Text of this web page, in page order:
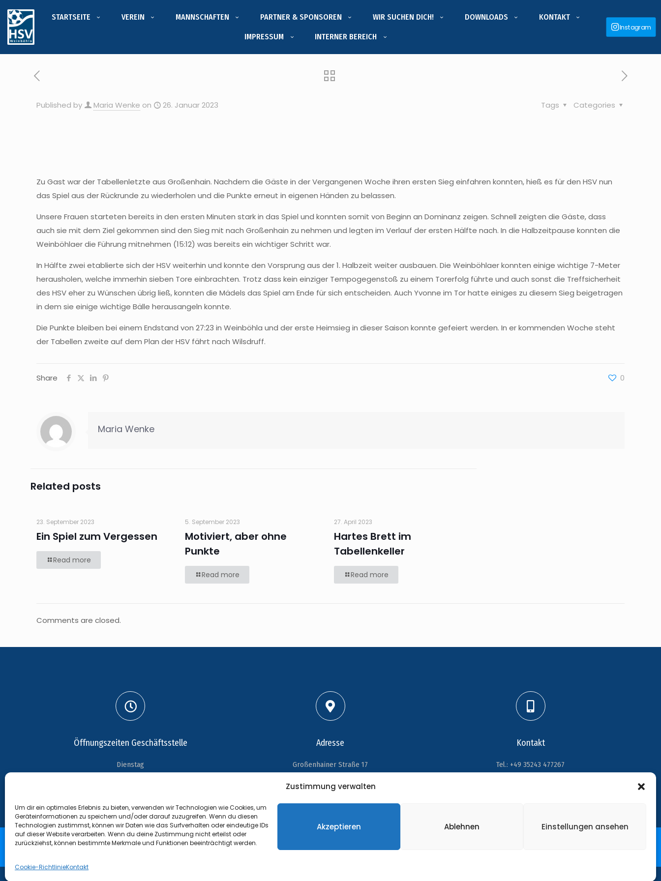
Zustimmung verwalten
Um dir ein optimales Erlebnis zu bieten, verwenden wir Technologien wie Cookies, um
Geräteinformationen zu speichern und/oder darauf zuzugreifen. Wenn du diesen
Technologien zustimmst, können wir Daten wie das Surfverhalten oder eindeutige IDs
auf dieser Website verarbeiten. Wenn du deine Zustimmung nicht erteilst oder
zurückziehst, können bestimmte Merkmale und Funktionen beeinträchtigt werden.
Akzeptieren Ablehnen Einstellungen ansehen
Cookie-RichtlinieKontakt
STARTSEITE VEREIN MANNSCHAFTEN PARTNER & SPONSOREN WIR SUCHEN DICH! DOWNLOADS KONTAKT
IMPRESSUM INTERNER BEREICH
Instagram
Published by Maria Wenke on 26. Januar 2023 Categories
Tags
Zu Gast war der Tabellenletzte aus Großenhain. Nachdem die Gäste in der Vergangenen Woche ihren ersten Sieg einfahren konnten, hieß es für den HSV nun
das Spiel aus der Rückrunde zu wiederholen und die Punkte erneut in eigenen Händen zu belassen.
Unsere Frauen starteten bereits in den ersten Minuten stark in das Spiel und konnten somit von Beginn an Dominanz zeigen. Schnell zeigten die Gäste, dass
auch sie mit dem Ziel gekommen sind den Sieg mit nach Großenhain zu nehmen und legten im Verlauf der ersten Hälfte nach. In die Halbzeitpause konnten die
Weinböhlaer die Führung mitnehmen (15:12) was bereits ein wichtiger Schritt war.
In Hälfte zwei etablierte sich der HSV weiterhin und konnte den Vorsprung aus der 1. Halbzeit weiter ausbauen. Die Weinböhlaer konnten einige wichtige 7-Meter
herausholen, welche immerhin sieben Tore einbrachten. Trotz dass kein einziger Tempogegenstoß zu einem Torerfolg führte und auch sonst die Treffsicherheit
des HSV eher zu Wünschen übrig ließ, konnten die Mädels das Spiel am Ende für sich entscheiden. Auch Yvonne im Tor hatte einiges zu diesem Sieg beigetragen
in dem sie einige wichtige Bälle herausangeln konnte.
Die Punkte bleiben bei einem Endstand von 27:23 in Weinböhla und der erste Heimsieg in dieser Saison konnte gefeiert werden. In er kommenden Woche steht
der Tabellen zweite auf dem Plan der HSV fährt nach Wilsdruff.
Share 0
Maria Wenke
Related posts
23. September 2023
Ein Spiel zum Vergessen
Read more
5. September 2023
Motiviert, aber ohne
Punkte
Read more
27. April 2023
Hartes Brett im
Tabellenkeller
Read more
Comments are closed.
Öffnungszeiten Geschäftsstelle
Dienstag
Adresse
Großenhainer Straße 17
Kontakt
Tel.: +49 35243 477267
Impressum
Website Sponsored by PRODATIS CONSULTING AG